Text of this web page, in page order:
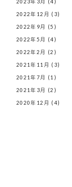
2023年3月 (4)
2022年12月 (3)
2022年9月 (5)
2022年5月 (4)
2022年2月 (2)
2021年11月 (3)
2021年7月 (1)
2021年3月 (2)
2020年12月 (4)